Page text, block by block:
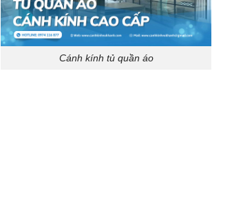
Cánh kính tủ quần áo